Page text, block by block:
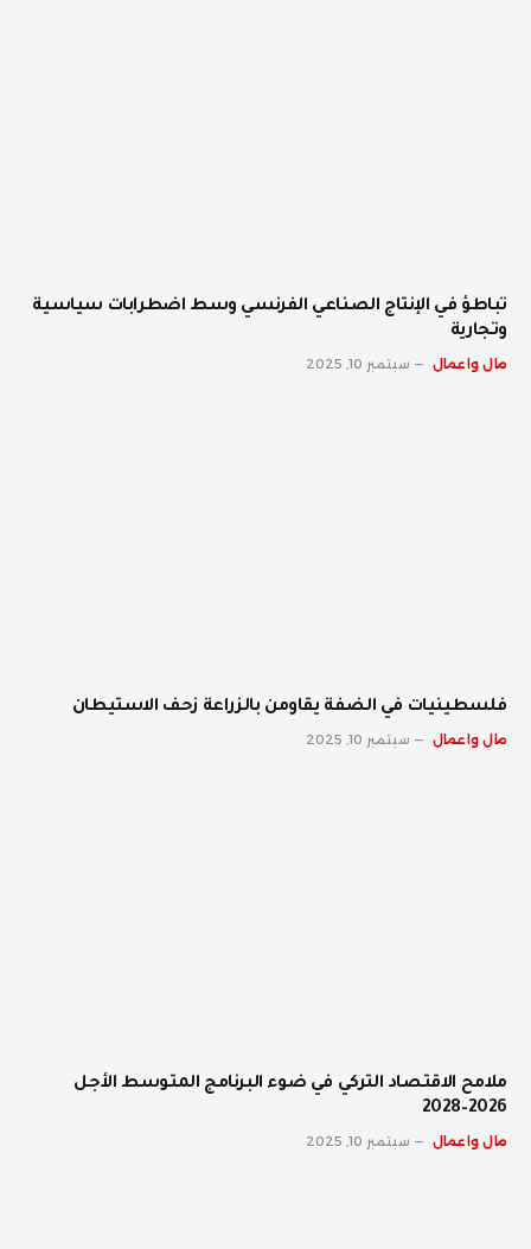
تباطؤ في الإنتاج الصناعي الفرنسي وسط اضطرابات سياسية
وتجارية
مال واعمال سبتمبر 10, 2025
فلسطينيات في الضفة يقاومن بالزراعة زحف الاستيطان
مال واعمال سبتمبر 10, 2025
ملامح الاقتصاد التركي في ضوء البرنامج المتوسط الأجل
2026–2028
مال واعمال سبتمبر 10, 2025